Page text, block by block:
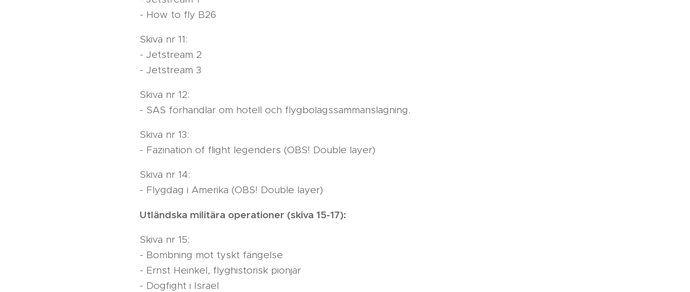
- How to fly B26
Skiva nr 11:
- Jetstream 2
- Jetstream 3
Skiva nr 12:
- SAS förhandlar om hotell och flygbolagssammanslagning.
Skiva nr 13:
- Fazination of flight legenders (OBS! Double layer)
Skiva nr 14:
- Flygdag i Amerika (OBS! Double layer)
Utländska militära operationer (skiva 15-17):
Skiva nr 15:
- Bombning mot tyskt fängelse
- Ernst Heinkel, flyghistorisk pionjär
- Dogfight i Israel